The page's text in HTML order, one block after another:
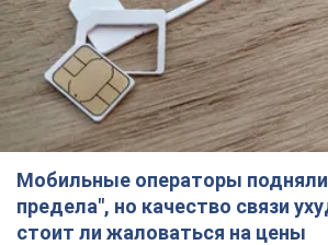
Мобильные операторы
предела", но качество связи
стоит ли жаловаться на цены